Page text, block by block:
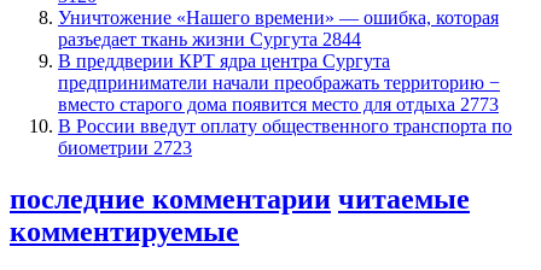
​Уничтожение «Нашего времени» — ошибка, которая
разъедает ткань жизни Сургута 2844
​В преддверии КРТ ядра центра Сургута
предприниматели начали преображать территорию −
вместо старого дома появится место для отдыха 2773
В России введут оплату общественного транспорта по
биометрии 2723
последние комментарии читаемые
комментируемые